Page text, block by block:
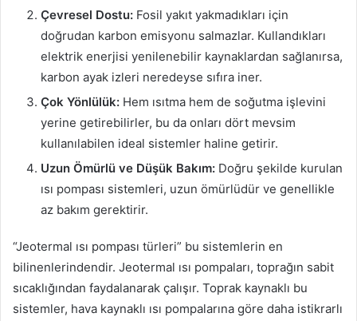
Çevresel Dostu: Fosil yakıt yakmadıkları için
doğrudan karbon emisyonu salmazlar. Kullandıkları
elektrik enerjisi yenilenebilir kaynaklardan sağlanırsa,
karbon ayak izleri neredeyse sıfıra iner.
Çok Yönlülük: Hem ısıtma hem de soğutma işlevini
yerine getirebilirler, bu da onları dört mevsim
kullanılabilen ideal sistemler haline getirir.
Uzun Ömürlü ve Düşük Bakım: Doğru şekilde kurulan
ısı pompası sistemleri, uzun ömürlüdür ve genellikle
az bakım gerektirir.
“Jeotermal ısı pompası türleri” bu sistemlerin en
bilinenlerindendir. Jeotermal ısı pompaları, toprağın sabit
sıcaklığından faydalanarak çalışır. Toprak kaynaklı bu
sistemler, hava kaynaklı ısı pompalarına göre daha istikrarlı